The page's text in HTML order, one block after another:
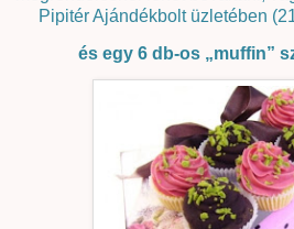
Pipitér Ajándékbolt üzletében
és egy 6 db-os „muffin”